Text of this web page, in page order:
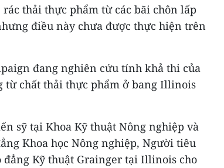
thải thực phẩm từ các bãi chôn lấp
điều này chưa được thực hiện trên
đang nghiên cứu tính khả thi của
từ chất thải thực phẩm ở bang Illinois
sỹ tại Khoa Kỹ thuật Nông nghiệp và
Khoa học Nông nghiệp, Người tiêu
Kỹ thuật Grainger tại Illinois cho